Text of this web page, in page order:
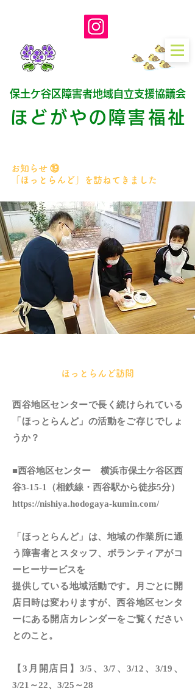
保土ケ谷区障害者地域自立支援協議会
ほどがやの障害福 祉
お知らせ ⑲
「ほっとらんど」を訪ねてきました
ほっとらんど訪問
西谷地区センターで長く続けられている
「ほっとらんど」の活動をご存じでしょ
うか？
■西谷地区センター 横浜市保土ケ谷区西
谷3-15-1（相鉄線・西谷駅から徒歩5分）
https://nishiya.hodogaya-kumin.com/
「ほっとらんど」は、地域の作業所に通
う障害者とスタッフ、ボランティアがコ
ーヒーサービスを
提供している地域活動です。月ごとに開
店日時は変わりますが、西谷地区センタ
ーにある開店カレンダーをご覧ください
とのこと。
【3月開店日】3/5、3/7、3/12、3/19、
3/21～22、3/25～28